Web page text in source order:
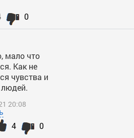
0
мало что
Как не
чувства и
людей.
20:08
0
4